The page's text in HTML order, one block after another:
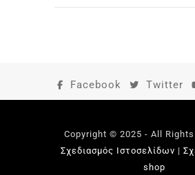
Facebook Twitter
Copyright © 2025 - All
Σχεδιασμός Ιστοσελίδων |
shop